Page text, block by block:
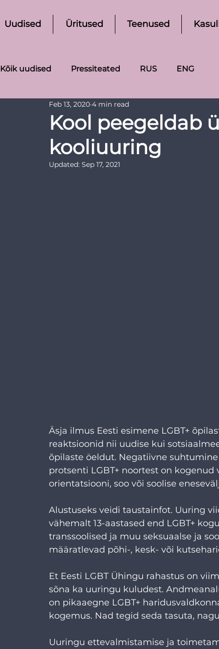
Uudised Üritused Teenused
Kõik uudised Pressiteated RUS ENG
Kool peegeldab
kooliuuring
Feb 13, 2020 4 min read
Updated: Sep 17, 2021
Äsja ilmus Eesti esimene LGBT+
reaktsioonid nii uudise kui
õpilaste öeldut. Negatiivne
protsenti LGBT+ noortest on
orientatsiooni, soo või soolise
Alustuseks veidi taustainfot. Uuring
vähemalt 13-aastased end LGBT+
transsoolised ja muu seksuaalse ja
määratlevad põhi-, kesk- või
Et Eesti LGBT Ühingu rahastus on
sõna ka uuringu kuludest.
on pikaaegne LGBT+
kogemus. Nad tegid seda tasuta,
Uuringu ettevalmistamise ja